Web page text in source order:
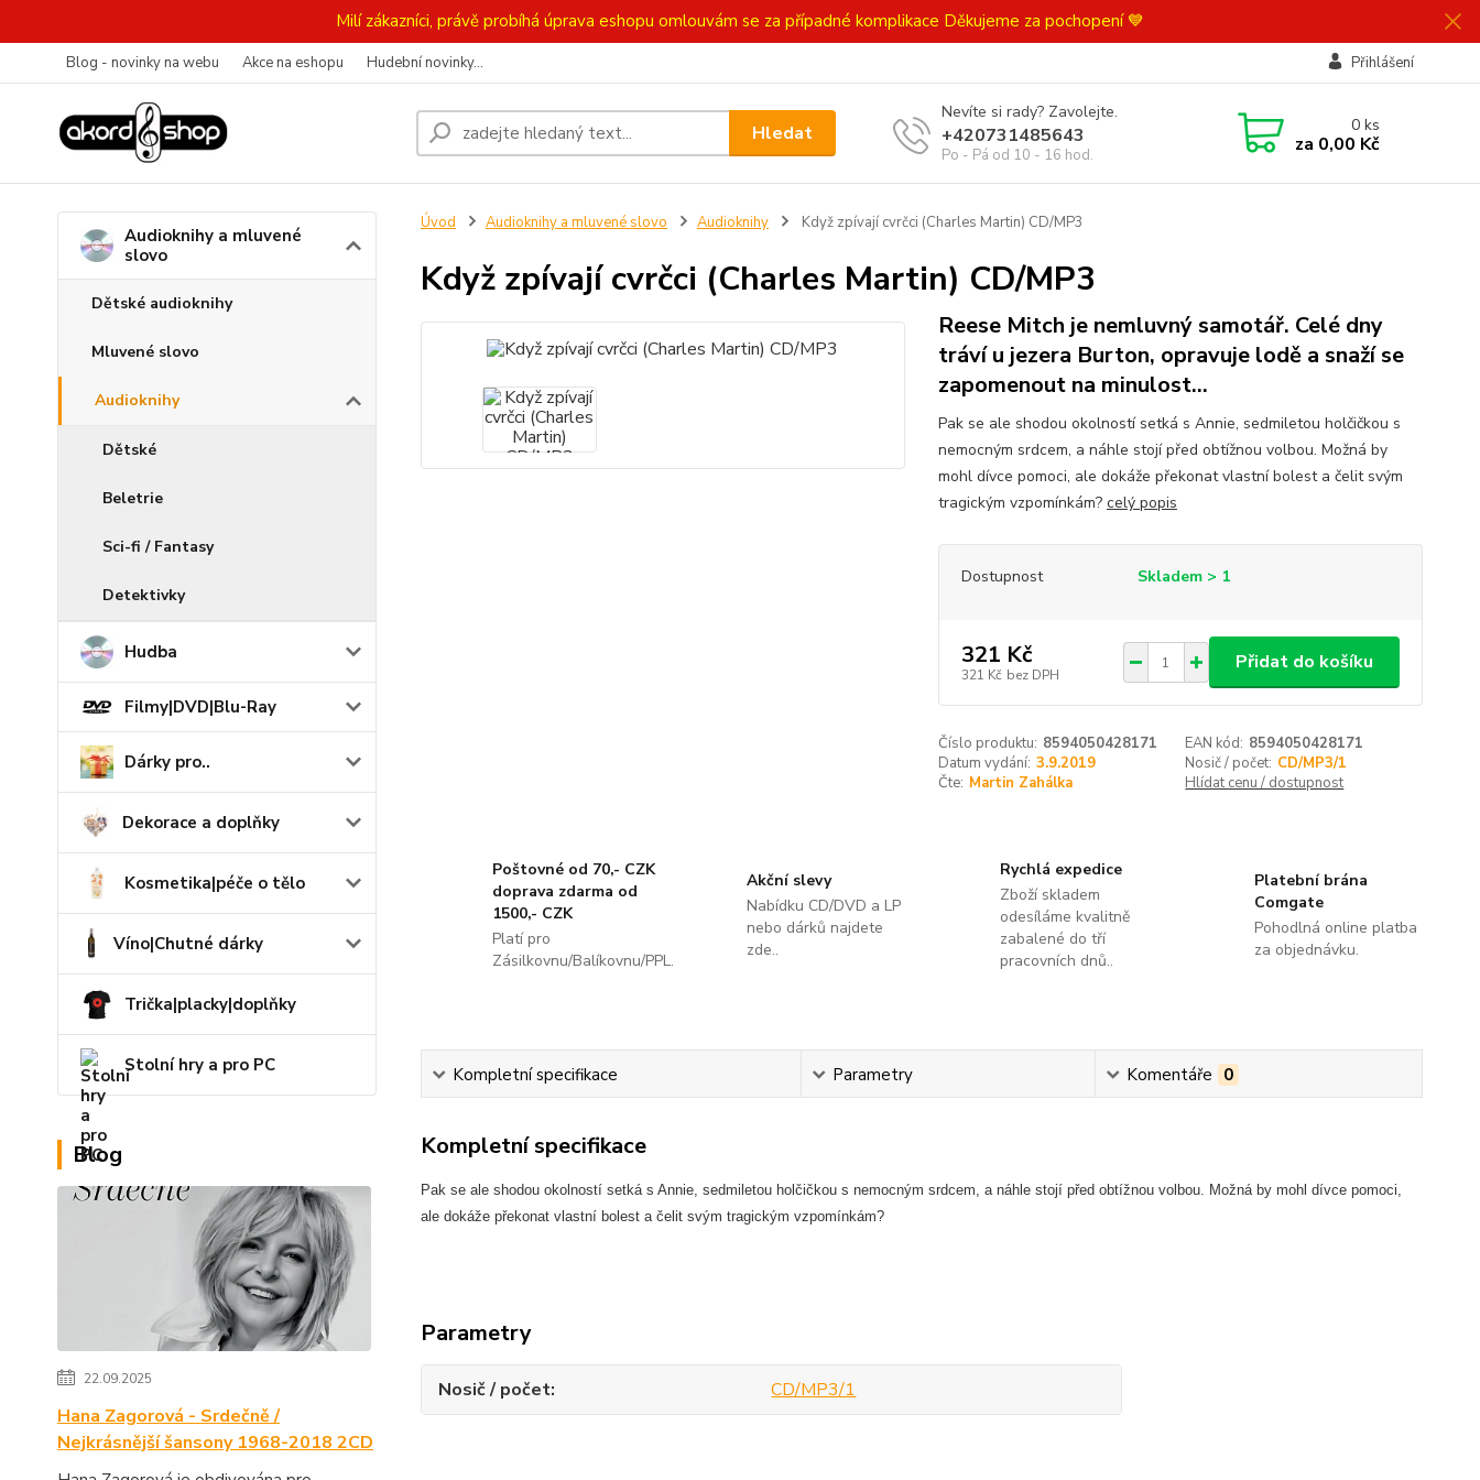
Milí zákazníci, právě probíhá úprava eshopu omlouvám se za případné komplikace Děkujeme za pochopení 💙
Blog - novinky na webu Akce na eshopu Hudební novinky... Přihlášení
Hledat
Nevíte si rady? Zavolejte.
+420731485643
Po - Pá od 10 - 16 hod.
0ks
za 0,00 Kč
Audioknihy a mluvené
slovo
Dětské audioknihy
Mluvené slovo
Audioknihy
Dětské
Beletrie
Sci-fi / Fantasy
Detektivky
Hudba
Filmy|DVD|Blu-Ray
Dárky pro..
Dekorace a doplňky
Kosmetika|péče o tělo
Víno|Chutné dárky
Trička|placky|doplňky
Stolní hry a pro PC
Blog
22.09.2025
Hana Zagorová - Srdečně /
Nejkrásnější šansony 1968-2018 2CD
Úvod Audioknihy a mluvené slovo Audioknihy Když zpívají cvrčci (Charles Martin) CD/MP3
Když zpívají cvrčci (Charles Martin) CD/MP3
Reese Mitch je nemluvný samotář. Celé dny
tráví u jezera Burton, opravuje lodě a snaží se
zapomenout na minulost…
Pak se ale shodou okolností setká s Annie, sedmiletou holčičkou s
nemocným srdcem, a náhle stojí před obtížnou volbou. Možná by
mohl dívce pomoci, ale dokáže překonat vlastní bolest a čelit svým
tragickým vzpomínkám? celý popis
Dostupnost Skladem > 1
321 Kč
321 Kč bez DPH
Přidat do košíku
Číslo produktu: 8594050428171 EAN kód: 8594050428171
Datum vydání: 3.9.2019 Nosič / počet: CD/MP3/1
Čte: Martin Zahálka Hlídat cenu / dostupnost
Poštovné od 70,- CZK
doprava zdarma od
1500,- CZK
Platí pro
Zásilkovnu/Balíkovnu/PPL.
Akční slevy
Nabídku CD/DVD a LP
nebo dárků najdete
zde..
Rychlá expedice
Zboží skladem
odesíláme kvalitně
zabalené do tří
pracovních dnů..
Platební brána
Comgate
Pohodlná online platba
za objednávku.
Kompletní specifikace Parametry Komentáře 0
Kompletní specifikace
Pak se ale shodou okolností setká s Annie, sedmiletou holčičkou s nemocným srdcem, a náhle stojí před obtížnou volbou. Možná by mohl dívce pomoci,
ale dokáže překonat vlastní bolest a čelit svým tragickým vzpomínkám?
Parametry
Nosič / počet CD/MP3/1